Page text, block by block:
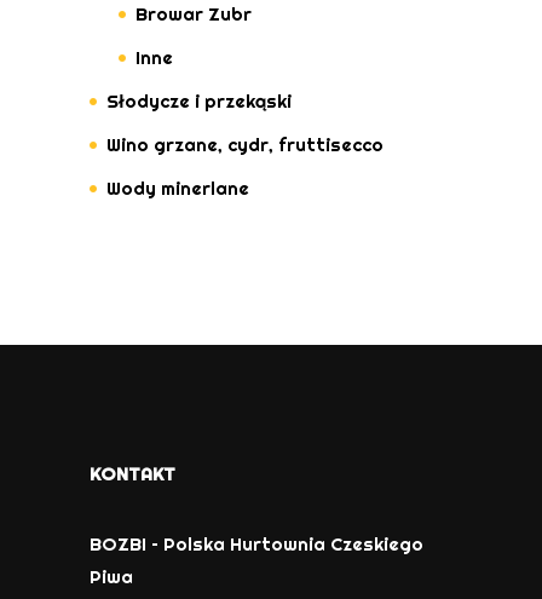
Browar Zubr
Inne
Słodycze i przekąski
Wino grzane, cydr, fruttisecco
Wody minerlane
KONTAKT
BOZBI – Polska Hurtownia Czeskiego
Piwa